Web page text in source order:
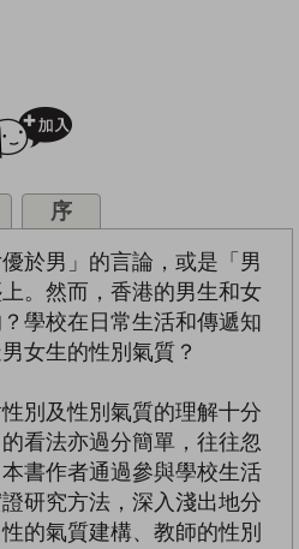
序
於男」的言論，或是「男
。然而，香港的男生和女
學校在日常生活和傳遞知
女生的性別氣質？
別及性別氣質的理解十分
看法亦過分簡單，往往忽
書作者通過參與學校生活
研究方法，深入淺出地分
的氣質建構、教師的性別